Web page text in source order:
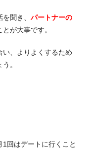
聞き、 パートナーの
とが大事です。
い、よりよくするため
。
回はデートに行くこと